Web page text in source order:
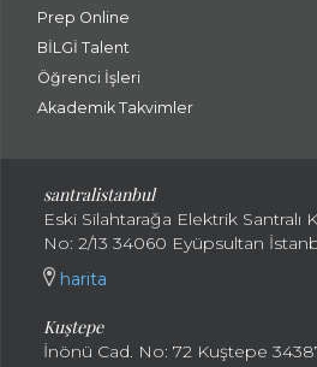
Prep Online
BİLGİ Talent
Öğrenci İşleri
Akademik Takvimler
santralistanbul
Eski Silahtarağa Elektrik Santralı
No: 2/13 34060 Eyüpsultan
harita
Kuştepe
İnönü Cad. No: 72 Kuştepe